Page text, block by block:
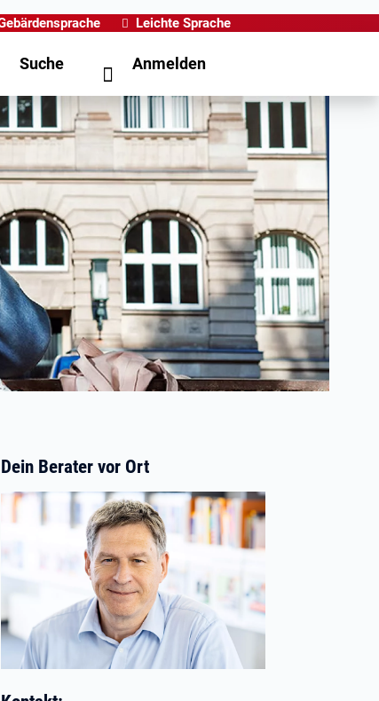
Leichte Sprache
Suche Anmelden
Dein Berater vor Ort